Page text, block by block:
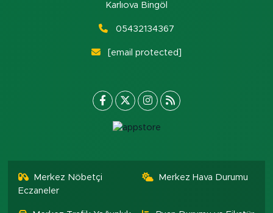
Karlıova Bingöl
05432134367
[email protected]
Merkez Nöbetçi
Eczaneler
Merkez Hava Durumu